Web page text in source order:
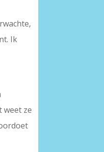
Ik
weet ze